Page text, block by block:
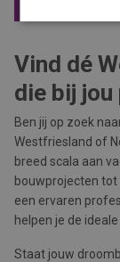
Vind dé
die bij jou
Ben jij op zoek
Westfriesland of
breed scala aan
bouwprojecten
een ervaren
helpen je de
Staat jouw